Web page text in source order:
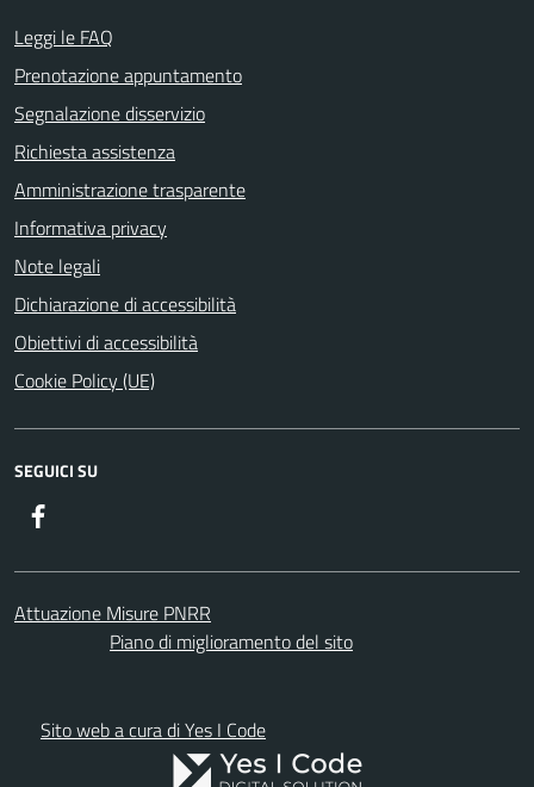
Leggi le FAQ
Prenotazione appuntamento
Segnalazione disservizio
Richiesta assistenza
Amministrazione trasparente
Informativa privacy
Note legali
Dichiarazione di accessibilità
Obiettivi di accessibilità
Cookie Policy (UE)
SEGUICI SU
Attuazione Misure PNRR
Piano di miglioramento del sito
Sito web a cura di Yes I Code